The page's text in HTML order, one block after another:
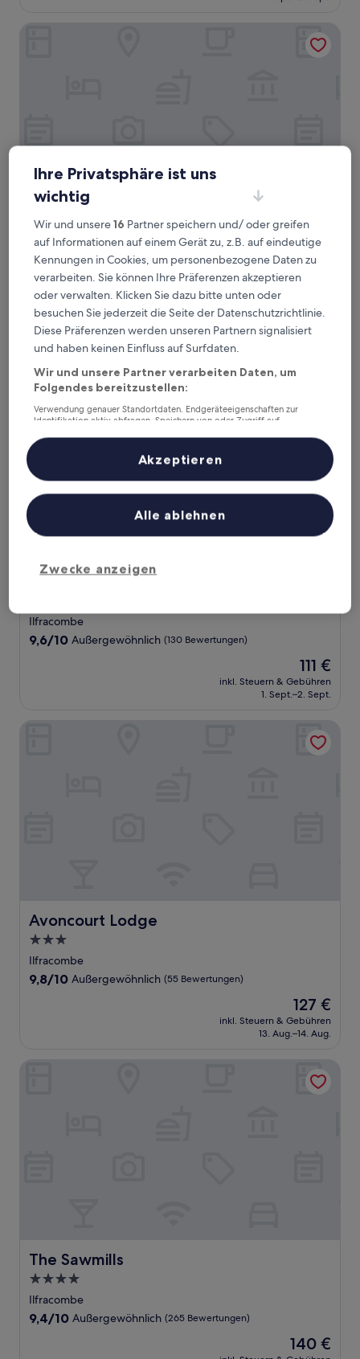
The Dilkhusa Grand Hotel By Compass
Hospitality
The Dilkhusa Grand Hotel By Compass Hospitality
3.5-
Sterne-
Unterkunft
Ilfracombe
7.4
von
10,
(433
Bewertungen)
7,4/10 Gut (433 Bewertungen)
Der
Preis
68 €
inkl. Steuern & Gebühren
The Olive Branch
The Olive Branch
Sterne-
Unterkunft
Ilfracombe
9.6
9,6/10 Außergewöhnlich (130 Bewertungen)
Der
Preis
beträgt
111 €
inkl. Steuern & Gebühren
1. Sept.–2. Sept.
The Olive Branch
Avoncourt Lodge
Avoncourt Lodge
3.0-
Sterne-
Unterkunft
Ilfracombe
9.8
9,8/10 Außergewöhnlich (55 Bewertungen)
Der
Preis
beträgt
127 €
inkl. Steuern & Gebühren
13. Aug.–14. Aug.
The Sawmills
The Sawmills
4.0-
Sterne-
Unterkunft
Ilfracombe
9.4
9,4/10 Außergewöhnlich (265 Bewertungen)
Der
Preis
140 €
Ihre Privatsphäre ist uns
wichtig
Wir und unsere16 Partner speichern und/ oder greifen
auf Informationen auf einem Gerät zu, z.B. auf eindeutige
Kennungen in Cookies, um personenbezogene Daten zu
verarbeiten. Sie können Ihre Präferenzen akzeptieren
oder verwalten. Klicken Sie dazu bitte unten oder
besuchen Sie jederzeit die Seite der Datenschutzrichtlinie.
Diese Präferenzen werden unseren Partnern signalisiert
und haben keinen Einfluss auf Surfdaten.
Wir und unsere Partner verarbeiten Daten, um
Folgendes bereitzustellen:
Verwendung genauer Standortdaten. Endgeräteeigenschaften zur
Identifikation aktiv abfragen. Speichern von oder Zugriff auf
Inhalte, Messung von Werbeleistung und der Performance von Inhalten,
Zielgruppenforschung sowie Entwicklung und Verbesserung von
Liste der Partner (Lieferanten)
Zwecke anzeigen
Alle ablehnen
Akzeptieren